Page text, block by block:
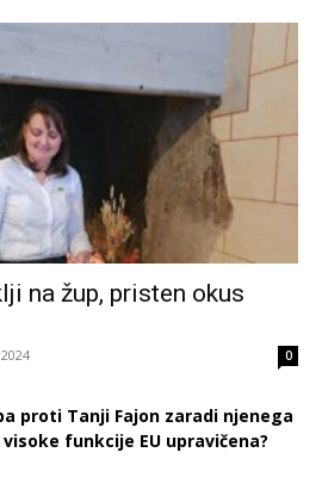
na žup, pristen okus
0
proti Tanji Fajon zaradi njenega
funkcije EU upravičena?